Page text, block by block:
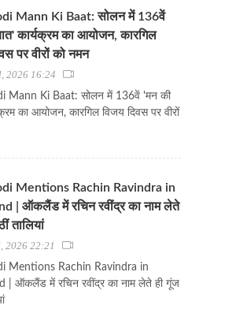
Mann Ki Baat: सोलन में 136वें
कार्यक्रम का आयोजन, कारगिल
पर वीरों को नमन
2026 16:24
Mann Ki Baat: सोलन में 136वें 'मन की
का आयोजन, कारगिल विजय दिवस पर वीरों
Mentions Rachin Ravindra in
| ऑकलैंड में रचिन रवींद्र का नाम लेते
तालियां
2026 22:21
Mentions Rachin Ravindra in
| ऑकलैंड में रचिन रवींद्र का नाम लेते ही गूंज